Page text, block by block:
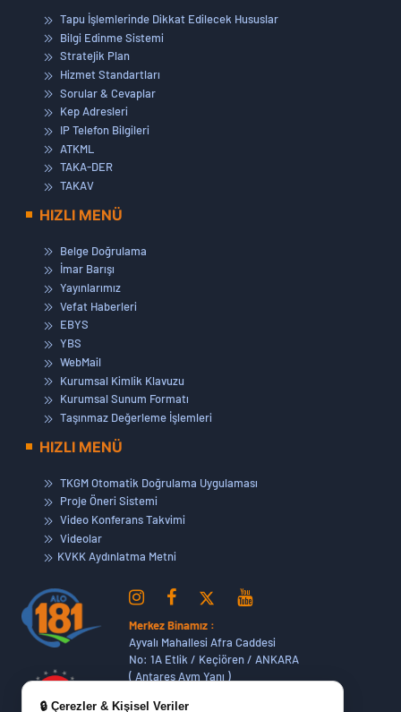
🔒 Çerezler & Kişisel Veriler
Tapu İşlemlerinde Dikkat Edilecek Hususlar
Bilgi Edinme Sistemi
Stratejik Plan
Hizmet Standartları
Sorular & Cevaplar
Kep Adresleri
IP Telefon Bilgileri
ATKML
TAKA-DER
TAKAV
HIZLI MENÜ
Belge Doğrulama
İmar Barışı
Yayınlarımız
Vefat Haberleri
EBYS
YBS
WebMail
Kurumsal Kimlik Klavuzu
Kurumsal Sunum Formatı
Taşınmaz Değerleme İşlemleri
HIZLI MENÜ
TKGM Otomatik Doğrulama Uygulaması
Proje Öneri Sistemi
Video Konferans Takvimi
Videolar
KVKK Aydınlatma Metni
Merkez Binamız :
Ayvalı Mahallesi Afra Caddesi
No: 1A Etlik / Keçiören / ANKARA
( Antares Avm Yanı )